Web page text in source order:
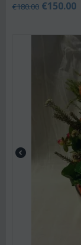
€180.00 €150.00